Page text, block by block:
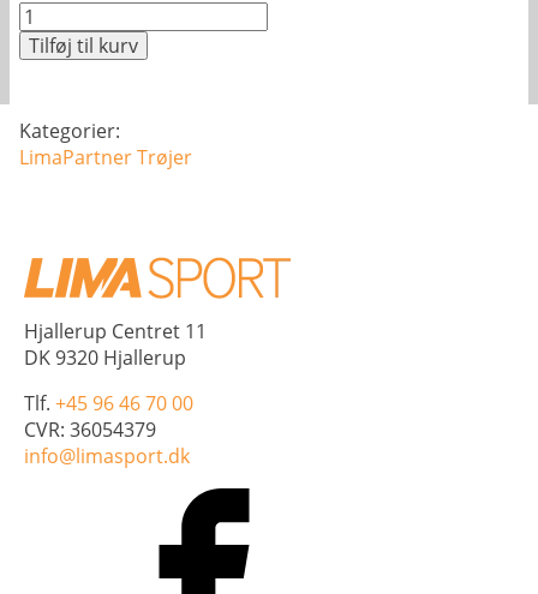
HmlAuthentic
Half
Zip
Børn
antal
Tilføj til kurv
Kategorier:
LimaPartnerTrøjer
Hjallerup Centret 11
DK 9320 Hjallerup
Tlf. +45 96 46 70 00
CVR: 36054379
info@limasport.dk